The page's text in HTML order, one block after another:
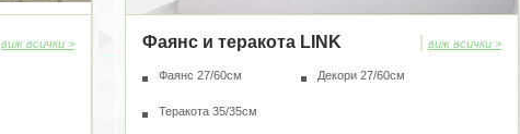
виж всички > Фаянс и теракота LINK виж всички >
Фаянс 27/60см Декори 27/60см
Теракота 35/35см